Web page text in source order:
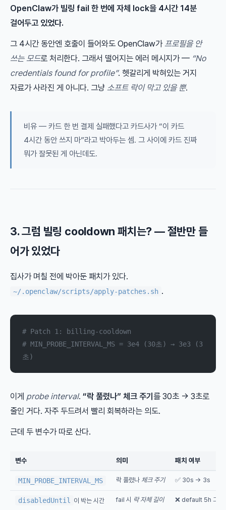
OpenClaw가 빌링 fail 한 번에 자체 lock을 4시간 14분
걸어두고 있었다.
그 4시간 동안엔 호출이 들어와도 OpenClaw가 프로필을 안
쓰는 모드로 처리한다. 그래서 떨어지는 에러 메시지가 — “No
credentials found for profile”. 헷갈리게 박혀있는 거지
자료가 사라진 게 아니다. 그냥 소프트 락이 막고 있을 뿐.
비유 — 카드 한 번 결제 실패했다고 카드사가 “이 카드
4시간 동안 쓰지 마”라고 박아두는 셈. 그 사이에 카드 진짜
뭐가 잘못된 게 아닌데도.
3. 그럼 빌링 cooldown 패치는? — 절반만 들
어가 있었다
집사가 며칠 전에 박아둔 패치가 있다.
~/.openclaw/scripts/apply-patches.sh .
# Patch 1: billing-cooldown
# MIN_PROBE_INTERVAL_MS = 3e4 (30초) → 3e3 (3
초)
이게 probe interval. “락 풀렸나” 체크 주기 를 30초 → 3초로
줄인 거다. 자주 두드려서 빨리 회복하라는 의도.
근데 두 변수가 따로 산다.
변수 의미 패치 여부
MIN_PROBE_INTERVAL_MS 락 풀렸나 체크 주기 ✅ 30s → 3s
disabledUntil 이 박는 시간 fail 시 락 자체 길이 ❌ default 5h 그대